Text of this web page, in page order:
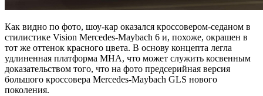
Как видно по фото, шоу-кар оказался кроссовером-седаном в
стилистике Vision Mercedes-Maybach 6 и, похоже, окрашен в
тот же оттенок красного цвета. В основу концепта легла
удлиненная платформа MHA, что может служить косвенным
доказательством того, что на фото предсерийная версия
большого кроссовера Mercedes-Maybach GLS нового
поколения.